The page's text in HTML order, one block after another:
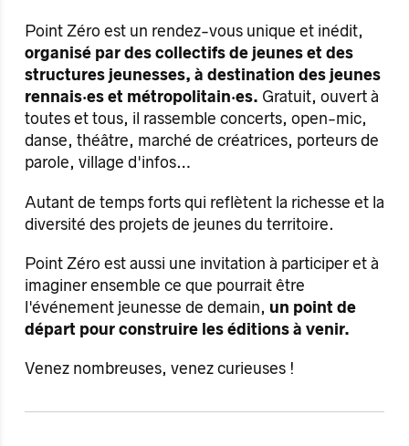
Point Zéro est un rendez-vous unique et inédit,
organisé par des collectifs de jeunes et des
structures jeunesses, à destination des jeunes
rennais·es et métropolitain·es. Gratuit, ouvert à
toutes et tous, il rassemble concerts, open-mic,
danse, théâtre, marché de créatrices, porteurs de
parole, village d'infos…
Autant de temps forts qui reflètent la richesse et la
diversité des projets de jeunes du territoire.
Point Zéro est aussi une invitation à participer et à
imaginer ensemble ce que pourrait être
l'événement jeunesse de demain, un point de
départ pour construire les éditions à venir.
Venez nombreuses, venez curieuses !